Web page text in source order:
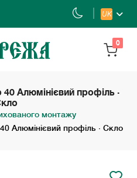
UK
0
Алюмінієвий профіль ·
монтажу
Алюмінієвий профіль · Скло